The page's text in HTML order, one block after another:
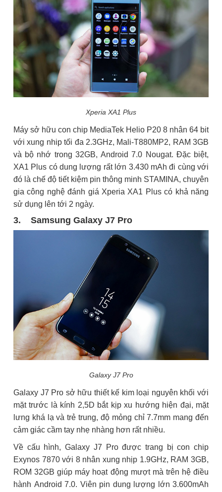
Xperia XA1 Plus
Máy sở hữu con chip MediaTek Helio P20 8 nhân 64 bit
với xung nhip tối đa 2.3GHz, Mali-T880MP2, RAM 3GB
và bộ nhớ trong 32GB, Android 7.0 Nougat. Đặc biệt,
XA1 Plus có dung lượng rất lớn 3.430 mAh đi cùng với
đó là chế độ tiết kiệm pin thông minh STAMINA, chuyên
gia công nghệ đánh giá Xperia XA1 Plus có khả năng
sử dụng lên tới 2 ngày.
3. Samsung Galaxy J7 Pro
Galaxy J7 Pro
Galaxy J7 Pro sở hữu thiết kế kim loại nguyên khối với
mặt trước là kính 2,5D bắt kịp xu hướng hiện đại, mặt
lưng khá lạ và trẻ trung, độ mỏng chỉ 7.7mm mang đến
cảm giác cầm tay nhẹ nhàng hơn rất nhiều.
Về cấu hình, Galaxy J7 Pro được trang bị con chip
Exynos 7870 với 8 nhân xung nhịp 1.9GHz, RAM 3GB,
ROM 32GB giúp máy hoạt động mượt mà trên hệ điều
hành Android 7.0. Viên pin dung lượng lớn 3.600mAh